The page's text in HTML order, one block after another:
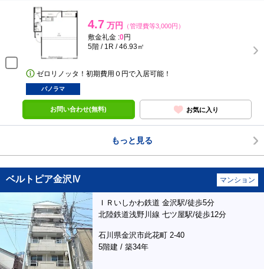
4.7 万円 （管理費等3,000円）
敷金礼金 :0円
5階 / 1R / 46.93㎡
ゼロリノッタ！初期費用０円で入居可能！
パノラマ
お問い合わせ(無料) お気に入り
もっと見る
ベルトピア金沢Ⅳ マンション
ＩＲいしかわ鉄道 金沢駅/徒歩5分
北陸鉄道浅野川線 七ツ屋駅/徒歩12分
石川県金沢市此花町 2-40
5階建 / 築34年